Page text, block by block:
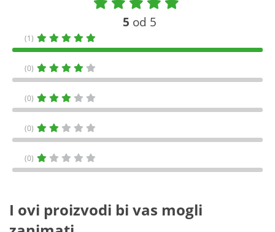
5 od 5
(1)
(0)
(0)
(0)
(0)
I ovi proizvodi bi vas mogli